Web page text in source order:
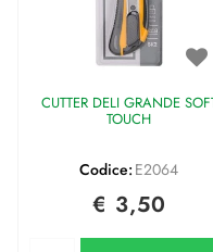
CUTTER DELI GRANDE
TOUCH
Codice: E2064
€ 3,50